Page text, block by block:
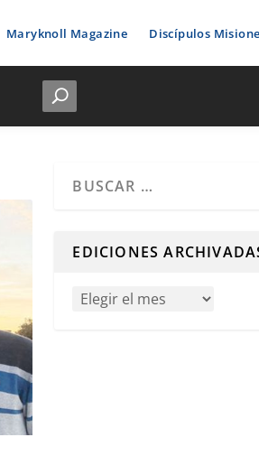
Maryknoll Magazine Discípulos
EDICIONES